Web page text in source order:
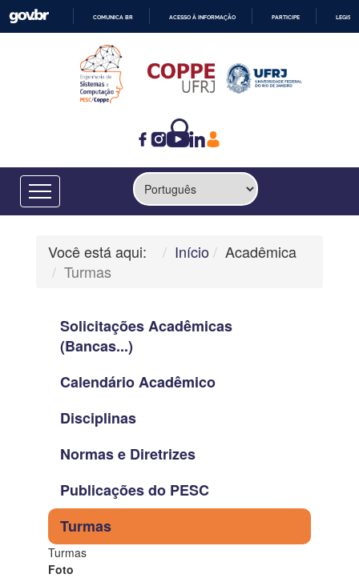
CONTEÚDO
COMUNICA BR ACESSO À INFORMAÇÃO PARTICIPE
Você está aqui: Início
Acadêmica
Turmas
Solicitações Acadêmicas
(Bancas...)
Calendário Acadêmico
Disciplinas
Normas e Diretrizes
Publicações do PESC
Turmas
Turmas
Foto